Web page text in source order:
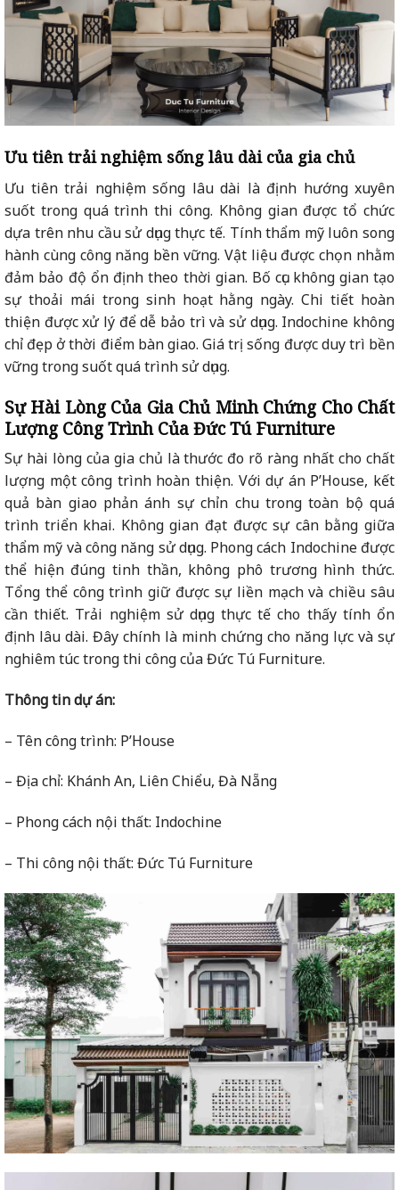
Ưu tiên trải nghiệm sống lâu dài của gia chủ
Ưu tiên trải nghiệm sống lâu dài là định hướng xuyên
suốt trong quá trình thi công. Không gian được tổ chức
dựa trên nhu cầu sử dụng thực tế. Tính thẩm mỹ luôn song
hành cùng công năng bền vững. Vật liệu được chọn nhằm
đảm bảo độ ổn định theo thời gian. Bố cục không gian tạo
sự thoải mái trong sinh hoạt hằng ngày. Chi tiết hoàn
thiện được xử lý để dễ bảo trì và sử dụng. Indochine không
chỉ đẹp ở thời điểm bàn giao. Giá trị sống được duy trì bền
vững trong suốt quá trình sử dụng.
Sự Hài Lòng Của Gia Chủ Minh Chứng Cho Chất
Lượng Công Trình Của Đức Tú Furniture
Sự hài lòng của gia chủ là thước đo rõ ràng nhất cho chất
lượng một công trình hoàn thiện. Với dự án P’House, kết
quả bàn giao phản ánh sự chỉn chu trong toàn bộ quá
trình triển khai. Không gian đạt được sự cân bằng giữa
thẩm mỹ và công năng sử dụng. Phong cách Indochine được
thể hiện đúng tinh thần, không phô trương hình thức.
Tổng thể công trình giữ được sự liền mạch và chiều sâu
cần thiết. Trải nghiệm sử dụng thực tế cho thấy tính ổn
định lâu dài. Đây chính là minh chứng cho năng lực và sự
nghiêm túc trong thi công của Đức Tú Furniture.
Thông tin dự án:
– Tên công trình: P’House
– Địa chỉ: Khánh An, Liên Chiểu, Đà Nẵng
– Phong cách nội thất: Indochine
– Thi công nội thất: Đức Tú Furniture